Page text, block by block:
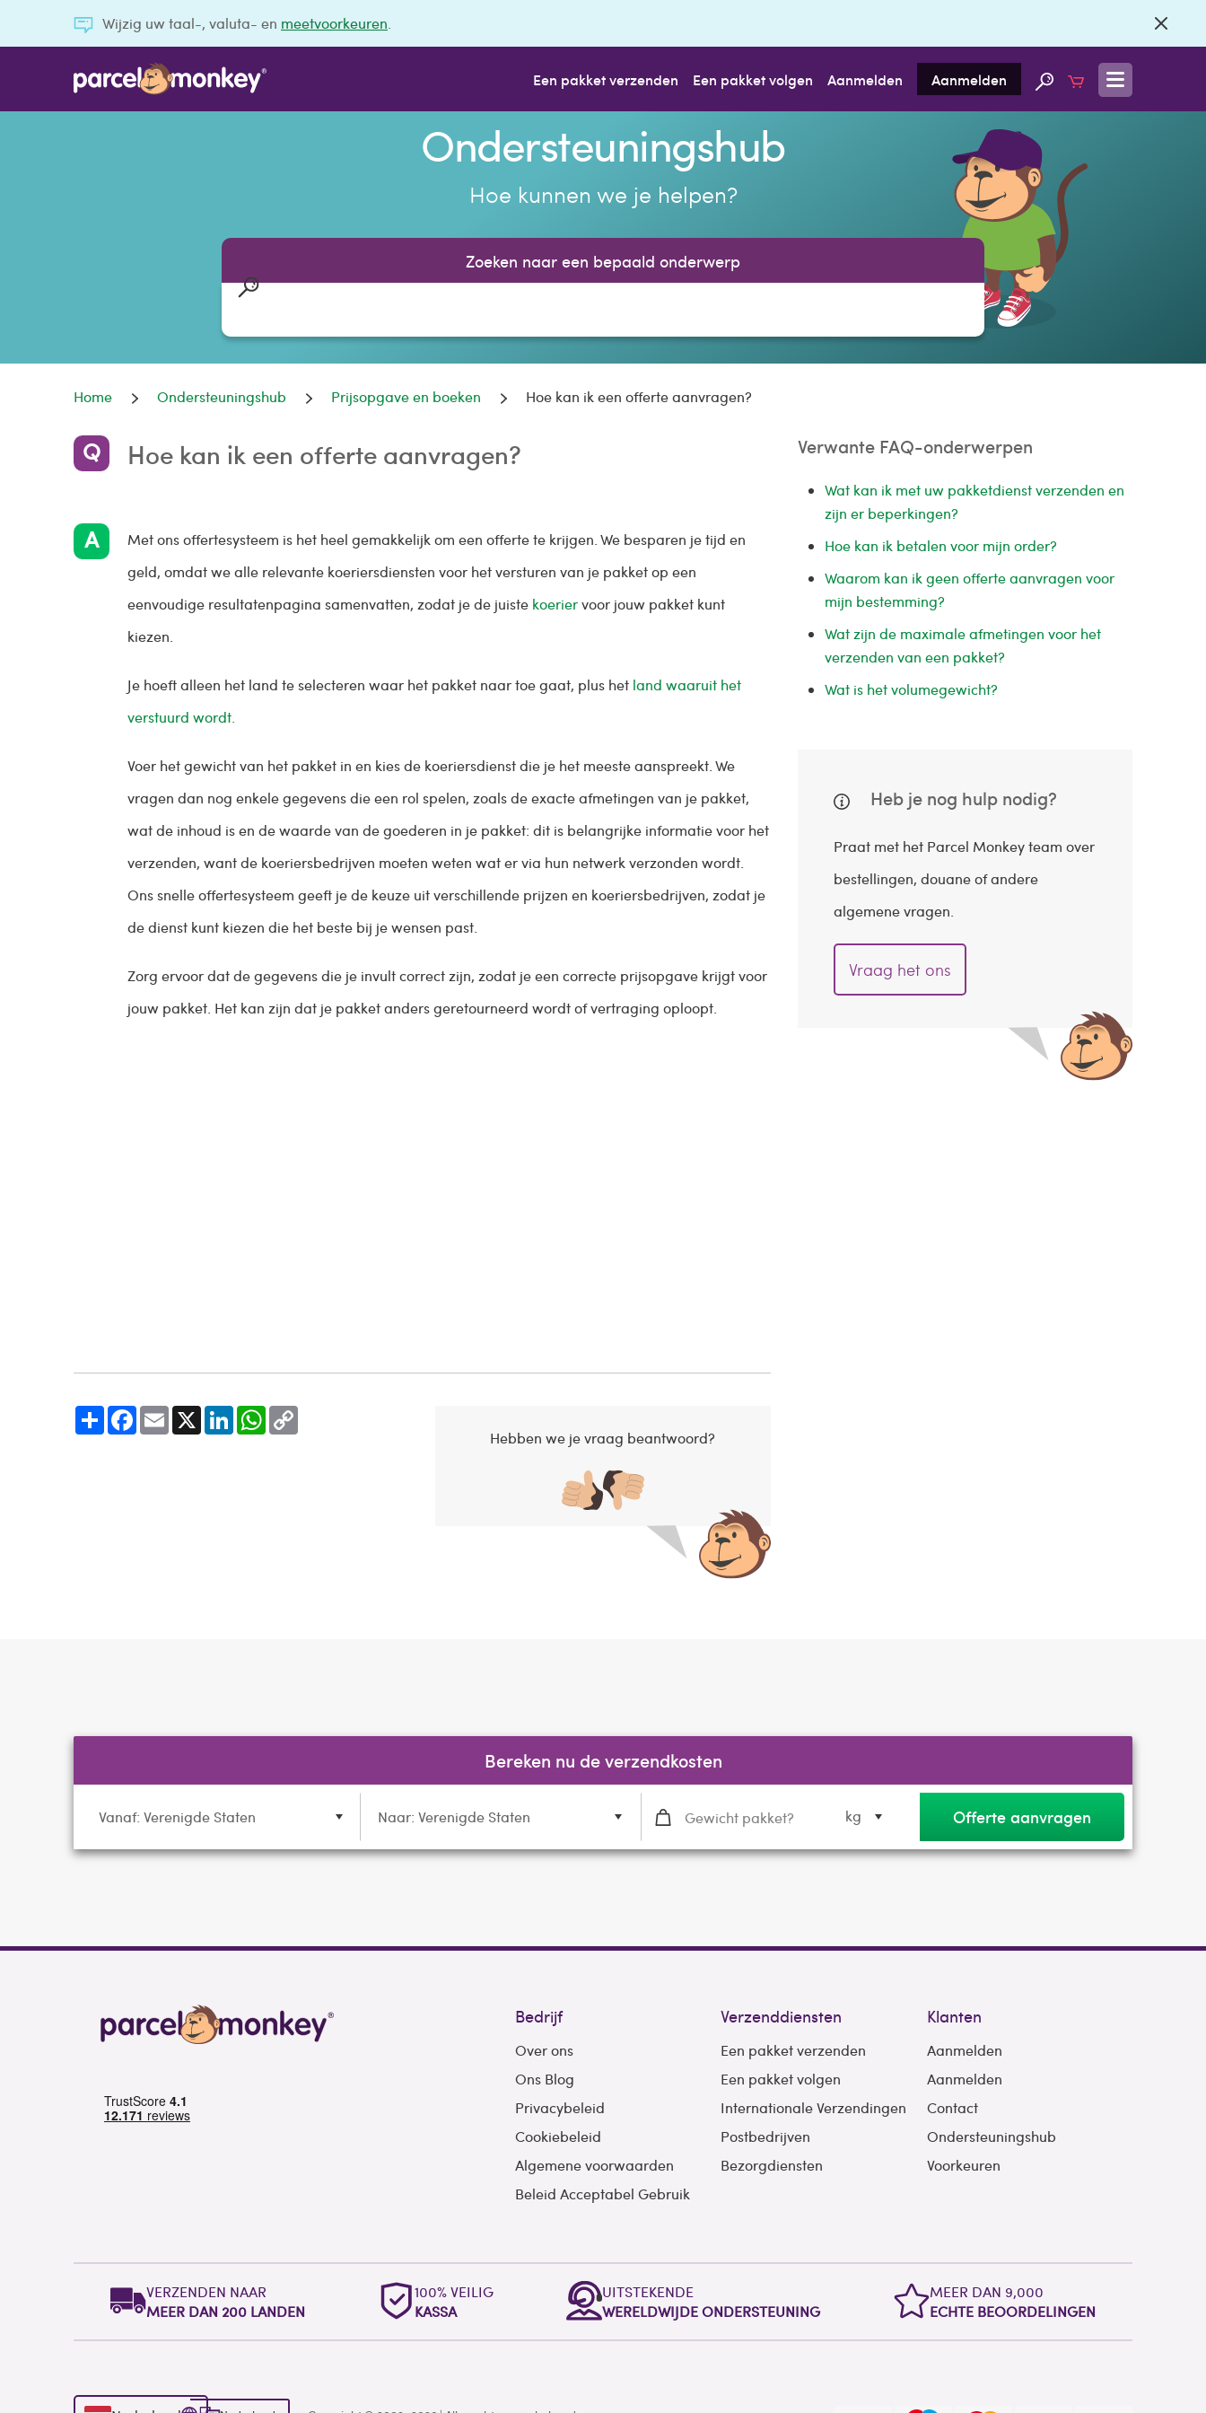
Wijzig uw taal-, valuta- en meetvoorkeuren
Een pakket verzenden Een pakket volgen Aanmelden Aanmelden
Ondersteuningshub
Hoe kunnen we je helpen?
Zoeken naar een bepaald onderwerp
Home Ondersteuningshub Prijsopgave en boeken Hoe kan ik een offerte aanvragen?
Hoe kan ik een offerte aanvragen?
Met ons offertesysteem is het heel gemakkelijk om een offerte te krijgen. We besparen je tijd en
geld, omdat we alle relevante koeriersdiensten voor het versturen van je pakket op een
eenvoudige resultatenpagina samenvatten, zodat je de juiste koeriervoor jouw pakket kunt
kiezen.
Je hoeft alleen het land te selecteren waar het pakket naar toe gaat, plus het land waaruit het
verstuurd wordt.
Voer het gewicht van het pakket in en kies de koeriersdienst die je het meeste aanspreekt. We
vragen dan nog enkele gegevens die een rol spelen, zoals de exacte afmetingen van je pakket,
wat de inhoud is en de waarde van de goederen in je pakket: dit is belangrijke informatie voor het
verzenden, want de koeriersbedrijven moeten weten wat er via hun netwerk verzonden wordt.
Ons snelle offertesysteem geeft je de keuze uit verschillende prijzen en koeriersbedrijven, zodat je
de dienst kunt kiezen die het beste bij je wensen past.
Zorg ervoor dat de gegevens die je invult correct zijn, zodat je een correcte prijsopgave krijgt voor
jouw pakket. Het kan zijn dat je pakket anders geretourneerd wordt of vertraging oploopt.
Share Facebook Email LinkedIn WhatsApp
Hebben we je vraag beantwoord?
Verwante FAQ-onderwerpen
Wat kan ik met uw pakketdienst verzenden en
zijn er beperkingen?
Hoe kan ik betalen voor mijn order?
Waarom kan ik geen offerte aanvragen voor
mijn bestemming?
Wat zijn de maximale afmetingen voor het
verzenden van een pakket?
Wat is het volumegewicht?
Heb je nog hulp nodig?
Praat met het Parcel Monkey team over
bestellingen, douane of andere
algemene vragen.
Vraag het ons
Bereken nu de verzendkosten
Vanaf: Verenigde Staten Naar: Verenigde Staten kg Offerte aanvragen
Bedrijf
Over ons
Ons Blog
Privacybeleid
Cookiebeleid
Algemene voorwaarden
Beleid Acceptabel Gebruik
Verzenddiensten
Een pakket verzenden
Een pakket volgen
Internationale Verzendingen
Postbedrijven
Bezorgdiensten
Klanten
Aanmelden
Aanmelden
Contact
Ondersteuningshub
Voorkeuren
VERZENDEN NAAR
MEER DAN 200 LANDEN
100% VEILIG
KASSA
UITSTEKENDE
WERELDWIJDE ONDERSTEUNING
MEER DAN 9,000
ECHTE BEOORDELINGEN